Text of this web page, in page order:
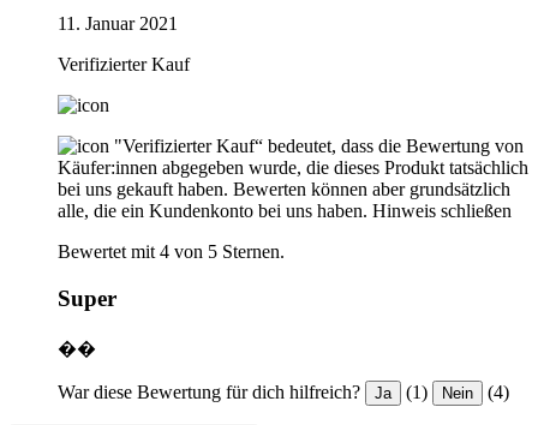
11. Januar 2021
Verifizierter Kauf
"Verifizierter Kauf“ bedeutet, dass die Bewertung von
Käufer:innen abgegeben wurde, die dieses Produkt tatsächlich
bei uns gekauft haben. Bewerten können aber grundsätzlich
alle, die ein Kundenkonto bei uns haben. Hinweis schließen
Bewertet mit 4 von 5 Sternen.
Super
��
War diese Bewertung für dich hilfreich? Ja (1) Nein (4)